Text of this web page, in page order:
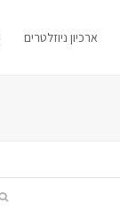
ארכיון ניוזלטרים